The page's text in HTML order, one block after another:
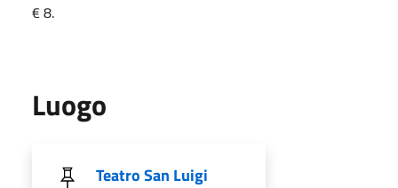
€ 8.
Luogo
Teatro San Luigi